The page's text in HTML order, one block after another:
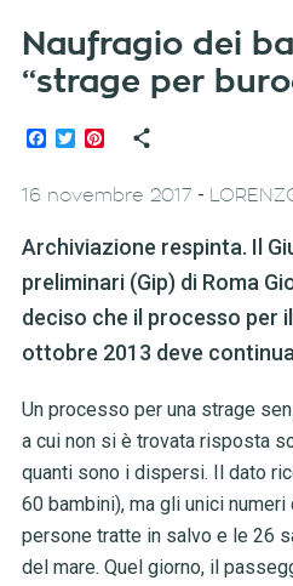
Naufragio dei
“strage per
Facebook
TwitterPinterest
16 novembre 2017 -
Archiviazione respinta. Il
preliminari (Gip) di Roma
deciso che il processo per
ottobre 2013 deve
Un processo per una strage
a cui non si è trovata risposta
quanti sono i dispersi. Il dato
60 bambini), ma gli unici
persone tratte in salvo e le 26
del mare. Quel giorno, il